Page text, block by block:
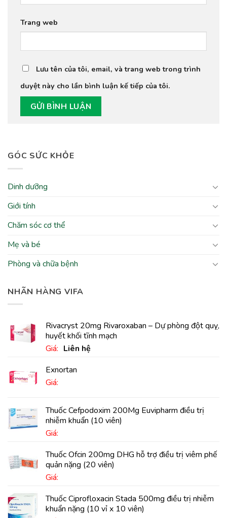
GÓC SỨC KHỎE
Dinh dưỡng
Giới tính
Chăm sóc cơ thể
Mẹ và bé
Phòng và chữa bệnh
NHÃN HÀNG VIFA
Rivacryst 20mg Rivaroxaban – Dự phòng đột quỵ,
huyết khối tĩnh mạch
Giá: Liên hệ
Exnortan
Giá:
Thuốc Cefpodoxim 200Mg Euvipharm điều trị
nhiễm khuẩn (10 viên)
Giá:
Thuốc Ofcin 200mg DHG hỗ trợ điều trị viêm phế
quản nặng (20 viên)
Giá:
Thuốc Ciprofloxacin Stada 500mg điều trị nhiễm
khuẩn nặng (10 vỉ x 10 viên)
Trang web
Lưu tên của tôi, email, và trang web trong trình
duyệt này cho lần bình luận kế tiếp của tôi.